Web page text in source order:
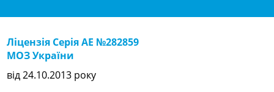
Ліцензія Серія АЕ №282859
МОЗ України
від 24.10.2013 року